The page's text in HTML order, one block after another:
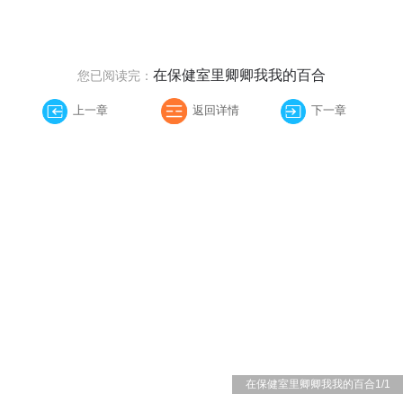
在保健室里卿卿我我的百合1/1
您已阅读完： 在保健室里卿卿我我的百合
上一章 返回详情 下一章